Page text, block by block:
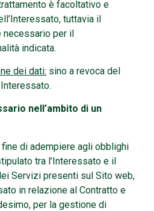
è facoltativo e
tuttavia il
necessario per il
indicata.
dei dati: sino a revoca del
nell’ambito di un
di adempiere agli obblighi
tra l’Interessato e il
Servizi presenti sul Sito web,
in relazione al Contratto e
per la gestione di